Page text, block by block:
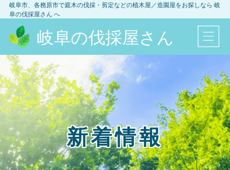
岐阜市、各務原市で庭木の伐採・剪定などの植木屋／造園屋をお探しなら 岐
阜の伐採屋さん へ
岐阜の伐採屋さん
新着情報